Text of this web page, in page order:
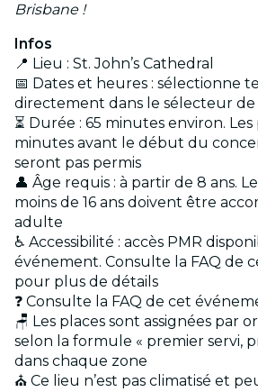
Brisbane !
Infos
📍 Lieu : St. John’s Cathedral
📅 Dates et heures : sélectionne
directement dans le sélecteur
⏳ Durée : 65 minutes environ.
minutes avant le début du
seront pas permis
👤 Âge requis : à partir de 8 ans.
moins de 16 ans doivent être
adulte
♿ Accessibilité : accès PMR
événement. Consulte la FAQ de
pour plus de détails
❓ Consulte la FAQ de cet
🪑 Les places sont assignées par
selon la formule « premier servi,
dans chaque zone
⛪ Ce lieu n’est pas climatisé et